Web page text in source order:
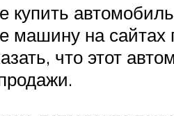
купить
машину на
что этот